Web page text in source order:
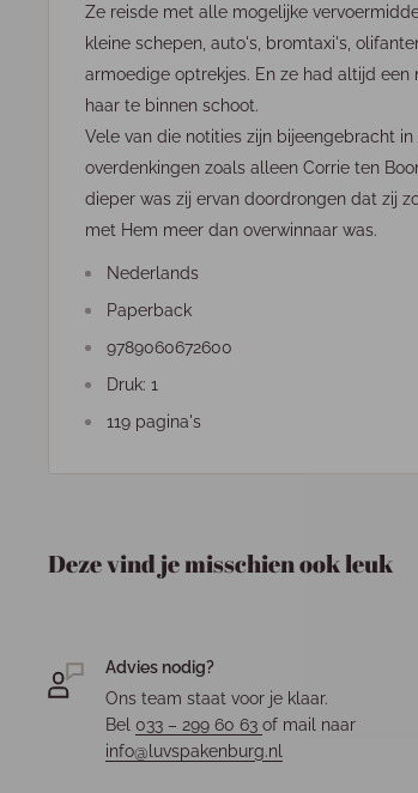
Ze reisde met alle mogelijke
kleine schepen, auto's, bromtaxi's,
armoedige optrekjes. En ze had altijd een
haar te binnen schoot.
Vele van die notities zijn bijeengebracht
overdenkingen zoals alleen Corrie ten
dieper was zij ervan doordrongen dat zij
met Hem meer dan overwinnaar was.
Nederlands
Paperback
9789060672600
Druk: 1
119 pagina's
Deze vind je misschien ook leuk
Advies nodig?
Ons team staat voor je klaar.
Bel 033 – 299 60 63 of mail naar
info@luvspakenburg.nl